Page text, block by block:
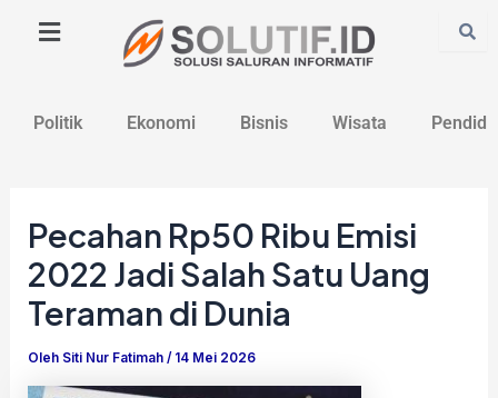
Politik Ekonomi Bisnis Wisata
Pecahan Rp50 Ribu Emisi
2022 Jadi Salah Satu Uang
Teraman di Dunia
Oleh Siti Nur Fatimah/ 14 Mei 2026
navigation